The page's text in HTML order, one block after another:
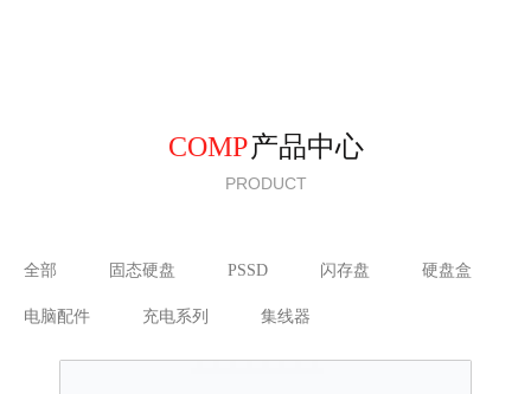
COMP产品中心
PRODUCT
全部 固态硬盘 PSSD 闪存盘 硬盘盒
电脑配件 充电系列 集线器